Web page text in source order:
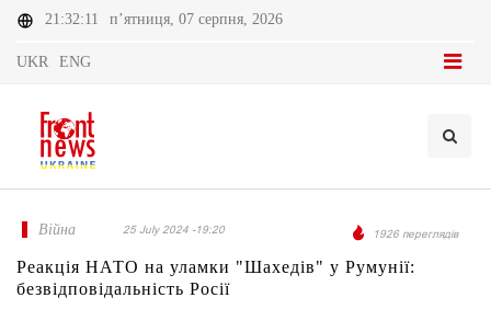
21:32:11 п’ятниця, 07 серпня, 2026
UKR ENG
Війна 25 July 2024 -19:20 1926 переглядів
Реакція НАТО на уламки "Шахедів" у Румунії:
безвідповідальність Росії